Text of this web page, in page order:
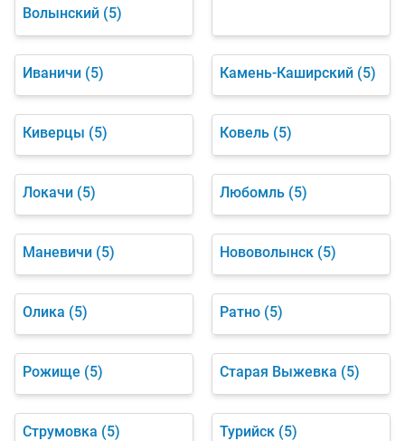
Волынский (5)
Иваничи (5) Камень-Каширский (5)
Киверцы (5) Ковель (5)
Локачи (5) Любомль (5)
Маневичи (5) Нововолынск (5)
Олика (5) Ратно (5)
Рожище (5) Старая Выжевка (5)
Струмовка (5) Турийск (5)